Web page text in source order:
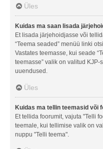
Üles
Kuidas ma saan lisada
Et lisada järjehoidjasse või
“Teema seaded” menüü linki
Vastates teemasse, kui seade
teemasse” valik on valitud
uuendused.
Üles
Kuidas ma tellin teemasid või
Et tellida foorumit, vajuta "Telli
teemale, kui tellimise valik on
nuppu "Telli teema".